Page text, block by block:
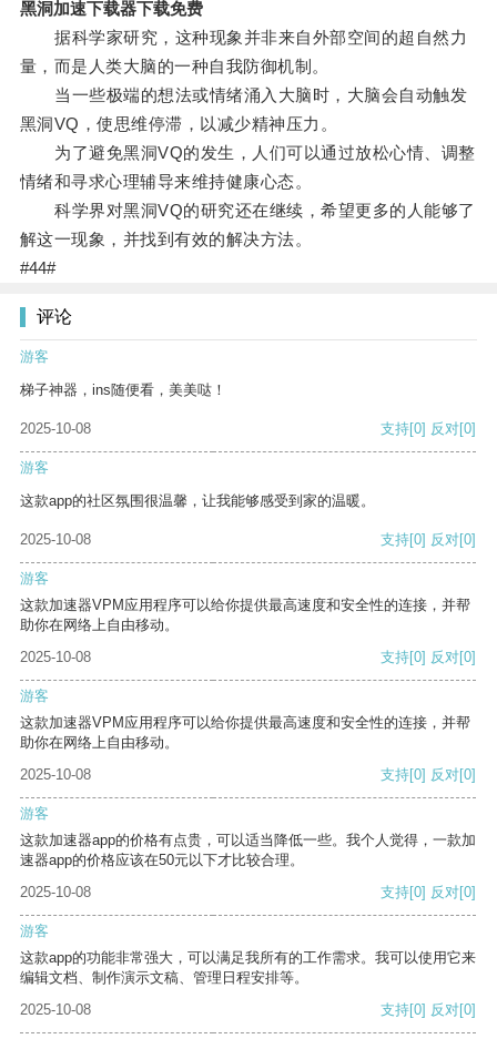
黑洞加速下载器下载免费
据科学家研究，这种现象并非来自外部空间的超自然力
量，而是人类大脑的一种自我防御机制。
当一些极端的想法或情绪涌入大脑时，大脑会自动触发
黑洞VQ，使思维停滞，以减少精神压力。
为了避免黑洞VQ的发生，人们可以通过放松心情、调整
情绪和寻求心理辅导来维持健康心态。
科学界对黑洞VQ的研究还在继续，希望更多的人能够了
解这一现象，并找到有效的解决方法。
#44#
评论
游客
梯子神器，ins随便看，美美哒！
2025-10-08 支持[0] 反对[0]
游客
这款app的社区氛围很温馨，让我能够感受到家的温暖。
2025-10-08 支持[0] 反对[0]
游客
这款加速器VPM应用程序可以给你提供最高速度和安全性的连接，并帮
助你在网络上自由移动。
2025-10-08
支持[0] 反对[0]
游客
这款加速器VPM应用程序可以给你提供最高速度和安全性的连接，并帮
助你在网络上自由移动。
2025-10-08
支持[0] 反对[0]
游客
这款加速器app的价格有点贵，可以适当降低一些。我个人觉得，一款加
速器app的价格应该在50元以下才比较合理。
2025-10-08
支持[0] 反对[0]
游客
这款app的功能非常强大，可以满足我所有的工作需求。我可以使用它来
编辑文档、制作演示文稿、管理日程安排等。
2025-10-08
支持[0] 反对[0]